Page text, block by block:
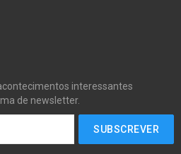
interessantes
de newsletter.